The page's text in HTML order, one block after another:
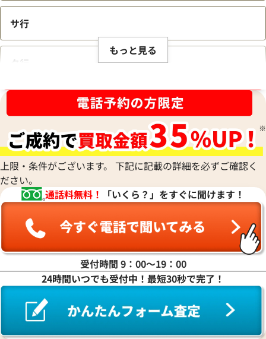
サ行
タ行
ハ行
マ行
ヤ行
ワ行
もっと見る
上限・条件がございます。 下記に記載の詳細を必ずご確認く
ださい。
通話料無料！
「いくら？」をすぐに聞けます！
受付時間 9：00〜19：00
24時間いつでも受付中！最短30秒で完了！